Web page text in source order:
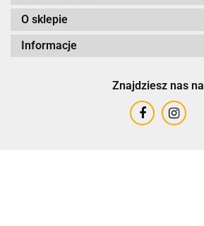
O sklepie
Informacje
Znajdziesz nas na